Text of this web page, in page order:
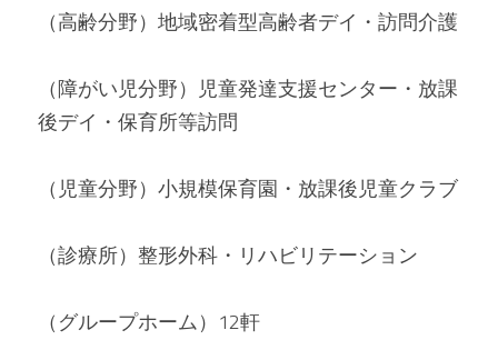
（高齢分野）地域密着型高齢者デイ・訪問介護
（障がい児分野）児童発達支援センター・放課
後デイ・保育所等訪問
（児童分野）小規模保育園・放課後児童クラブ
（診療所）整形外科・リハビリテーション
（グループホーム）12軒